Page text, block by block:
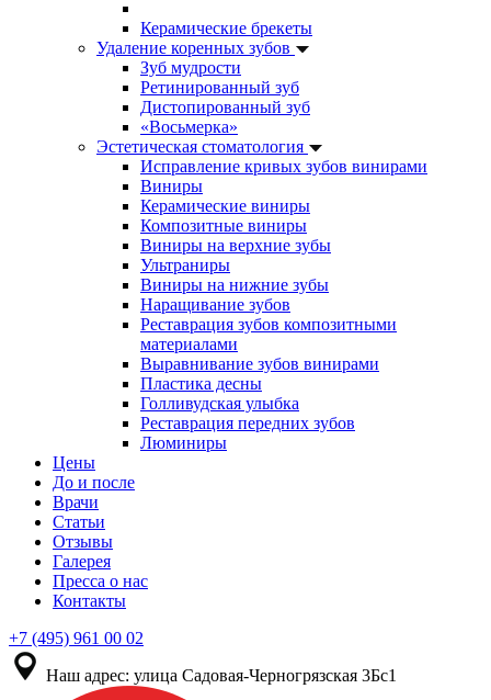
Керамические брекеты
Удаление коренных зубов
Зуб мудрости
Ретинированный зуб
Дистопированный зуб
«Восьмерка»
Эстетическая стоматология
Исправление кривых зубов винирами
Виниры
Керамические виниры
Композитные виниры
Виниры на верхние зубы
Ультраниры
Виниры на нижние зубы
Наращивание зубов
Реставрация зубов композитными
материалами
Выравнивание зубов винирами
Пластика десны
Голливудская улыбка
Реставрация передних зубов
Люминиры
Цены
До и после
Врачи
Статьи
Отзывы
Галерея
Пресса о нас
Контакты
+7 (495) 961 00 02
Наш адрес: улица Садовая-Черногрязская 3Бс1